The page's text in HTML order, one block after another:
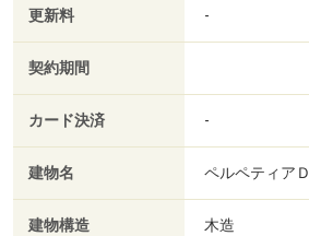
更新料 -
契約期間
カード決済 -
建物名 ペルペティアＤ
建物構造 木造